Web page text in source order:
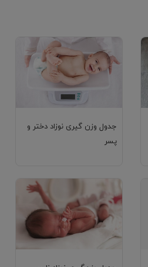
جدول وزن گیری نوزاد دختر و
پسر